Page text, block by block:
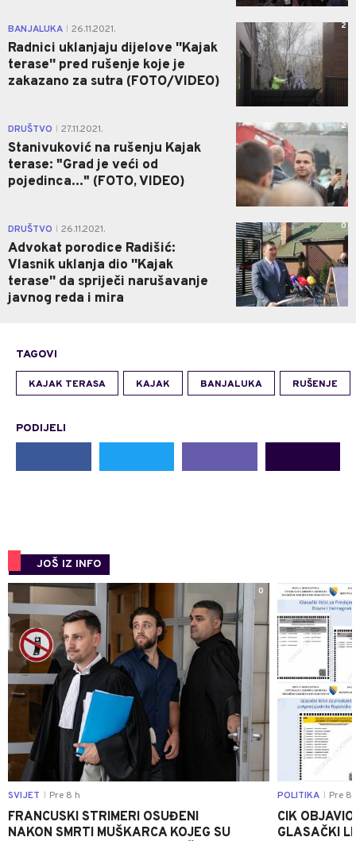
BANJALUKA 26.11.2021.
Radnici uklanjaju dijelove ''Kajak
terase'' pred rušenje koje je
zakazano za sutra (FOTO/VIDEO)
2
DRUŠTVO 27.11.2021.
Stanivuković na rušenju Kajak
terase: "Grad je veći od
pojedinca..." (FOTO, VIDEO)
2
DRUŠTVO 26.11.2021.
Advokat porodice Radišić:
Vlasnik uklanja dio ''Kajak
terase'' da spriječi narušavanje
javnog reda i mira
0
TAGOVI
KAJAK TERASA KAJAK BANJALUKA RUŠENJE
PODIJELI
JOŠ IZ INFO
0
SVIJET Pre 8 h
FRANCUSKI STRIMERI OSUĐENI
NAKON SMRTI MUŠKARCA KOJEG SU
POLITIKA Pre 8
CIK
GLASAČKI